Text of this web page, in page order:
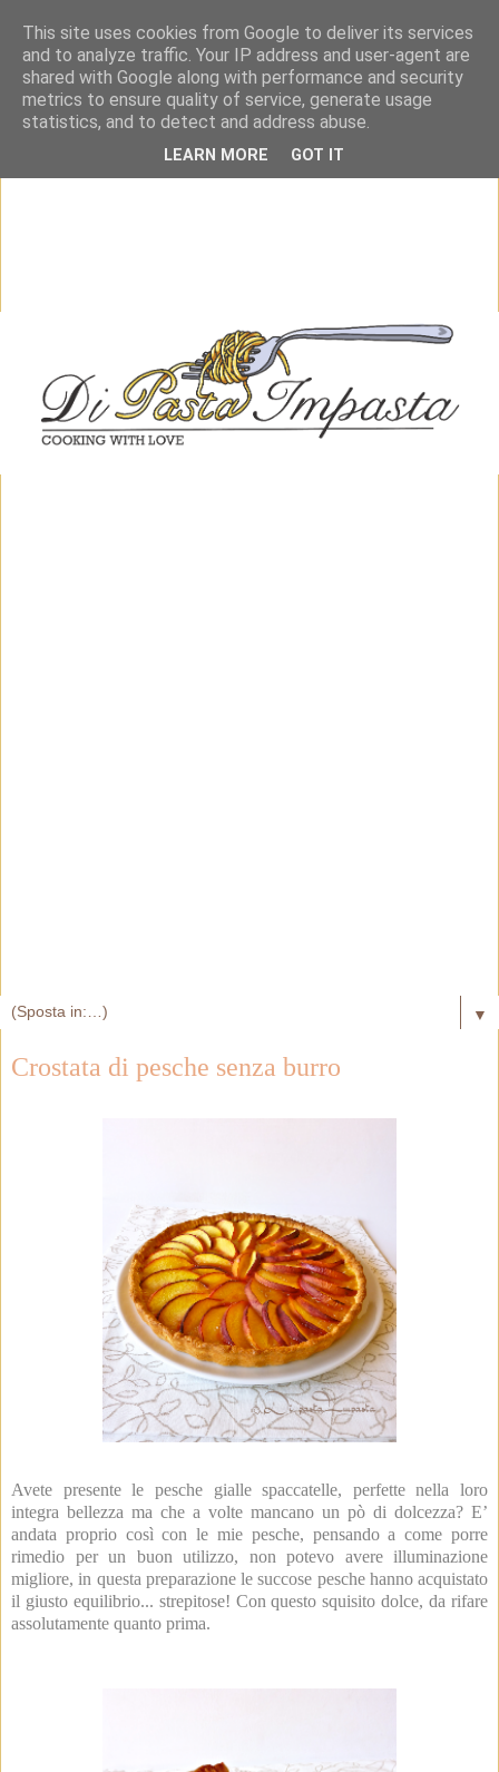
▼
Crostata di pesche senza burro
Avete presente le pesche gialle spaccatelle, perfette nella loro
integra bellezza ma che a volte mancano un pò di dolcezza? E’
andata proprio così con le mie pesche, pensando a come porre
rimedio per un buon utilizzo, non potevo avere illuminazione
migliore, in questa preparazione le succose pesche hanno acquistato
il giusto equilibrio... strepitose! Con questo squisito dolce, da rifare
assolutamente quanto prima.
This site uses cookies from Google to deliver its services
and to analyze traffic. Your IP address and user-agent are
shared with Google along with performance and security
metrics to ensure quality of service, generate usage
statistics, and to detect and address abuse.
LEARN MORE GOT IT